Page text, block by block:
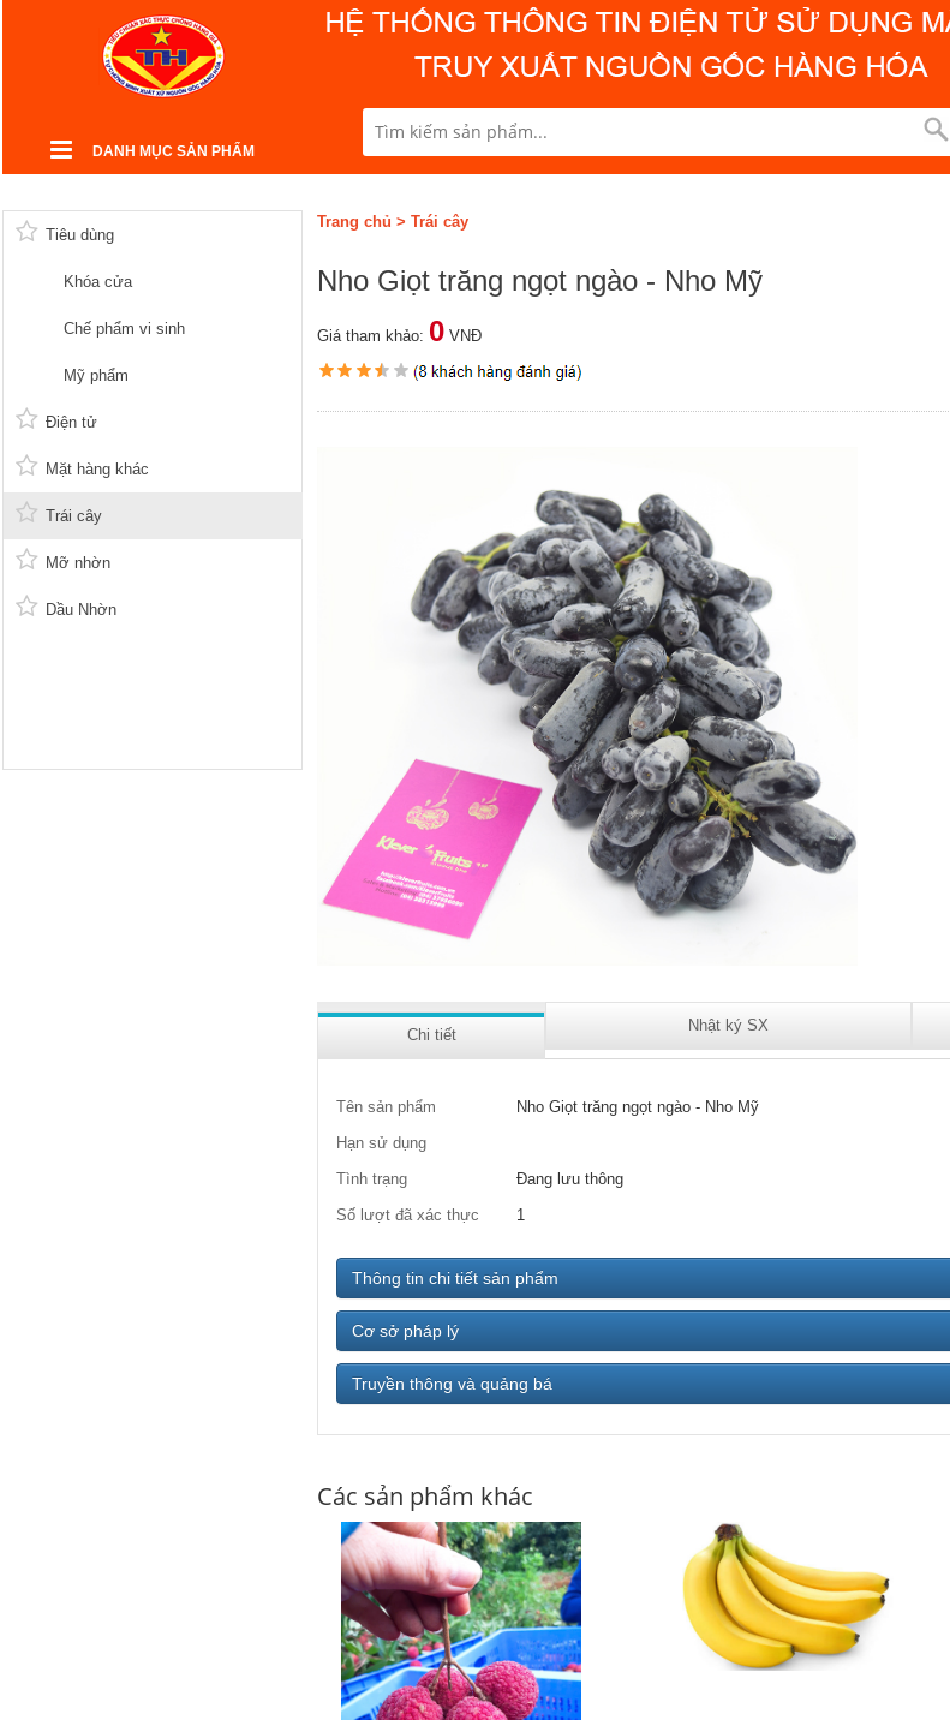
DANH MỤC SẢN PHẨM
Tiêu dùng
Khóa cửa
Chế phẩm vi sinh
Mỹ phẩm
Điện tử
Mặt hàng khác
Trái cây
Mỡ nhờn
Dầu Nhờn
Trang chủ > Trái cây
Nho Giọt trăng ngọt ngào - Nho Mỹ
Giá tham khảo: 0 VNĐ
Chi tiết
Nhật ký SX
Tên sản phẩm
Nho Giọt trăng ngọt ngào - Nho Mỹ
Hạn sử dụng
Tình trạng
Đang lưu thông
Số lượt đã xác thực
1
Thông tin chi tiết sản phẩm
Cơ sở pháp lý
Truyền thông và quảng bá
Các sản phẩm khác